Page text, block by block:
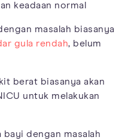
keadaan normal
masalah biasanya
gula rendah, belum
berat biasanya akan
untuk melakukan
dengan masalah